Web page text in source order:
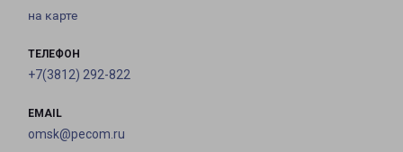
на карте
ТЕЛЕФОН
+7(3812) 292-822
EMAIL
omsk@pecom.ru